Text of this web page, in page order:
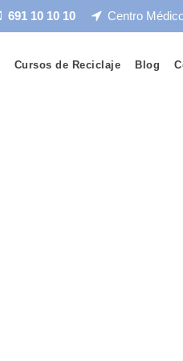
691 10 10 10 Centro
Cursos de Reciclaje Blog